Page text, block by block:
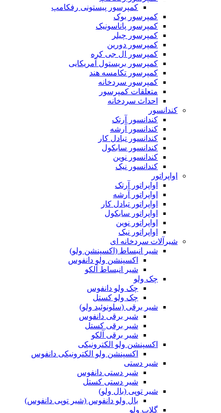
کمپرسور پیستونی رفکامپ
کمپرسور بوک
کمپرسور پاناسونیک
کمپرسور چیلر
کمپرسور دورین
کمپرسور ال جی کره
کمپرسور بریستول آمریکایی
کمپرسور تکامسه هند
‌کمپرسور سردخانه
متعلقات کمپرسور
احداث سردخانه
کندانسور
کندانسور آرتک
کندانسور آرشه
کندانسور تبادل کار
کندانسور سابکول
کندانسور نوین
کندانسور نیک
اواپراتور
اواپراتور آرتک
اواپراتور آرشه
اواپراتور تبادل کار
اواپراتور سابکول
اواپراتور نوین
اواپراتور نیک
شیرآلات سردخانه ای
شیر انبساط (اکسپنشن ولو)
اکسپنشن ولو دانفوس
شیر انبساط آلکو
چک ولو
چک ولو دانفوس
چک ولو کستل
شیر برقی (سلونوئید ولو)
شیر برقی دانفوس
شیر برقی کستل
شیر برقی آلکو
اکسپنشن ولو الکترونیکی
اکسپنشن ولو الکترونیکی دانفوس
شیر دستی
شیر دستی دانفوس
شیر دستی کستل
شیر توپی (بال ولو)
بال ولو دانفوس (شیر توپی دانفوس)
گلاب ولو